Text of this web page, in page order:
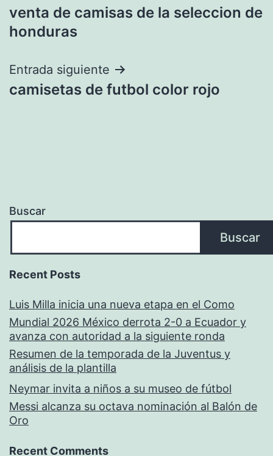
de
venta de camisas de la seleccion de
honduras
Entrada siguiente
camisetas de futbol color rojo
Buscar
Buscar
Recent Posts
Luis Milla inicia una nueva etapa en el Como
Mundial 2026 México derrota 2-0 a Ecuador y
avanza con autoridad a la siguiente ronda
Resumen de la temporada de la Juventus y
análisis de la plantilla
Neymar invita a niños a su museo de fútbol
Messi alcanza su octava nominación al Balón de
Oro
Recent Comments